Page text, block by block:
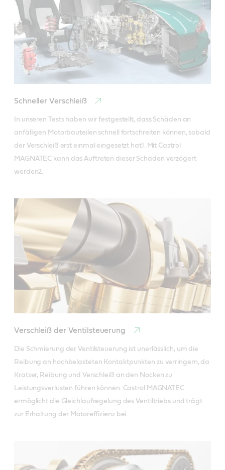
Schneller Verschleiß
In unseren Tests haben wir festgestellt, dass Schäden an
anfälligen Motorbauteilen schnell fortschreiten können, sobald
der Verschleiß erst einmal eingesetzt hat1. Mit Castrol
MAGNATEC kann das Auftreten dieser Schäden verzögert
werden2.
Verschleiß der Ventilsteuerung
Die Schmierung der Ventilsteuerung ist unerlässlich, um die
Reibung an hochbelasteten Kontaktpunkten zu verringern, da
Kratzer, Reibung und Verschleiß an den Nocken zu
Leistungsverlusten führen können. Castrol MAGNATEC
ermöglicht die Gleichlaufregelung des Ventiltriebs und trägt